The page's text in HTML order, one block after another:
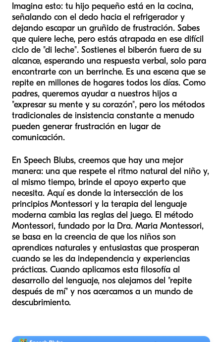
Imagina esto: tu hijo pequeño está en la cocina,
señalando con el dedo hacia el refrigerador y
dejando escapar un gruñido de frustración. Sabes
que quiere leche, pero estás atrapada en ese difícil
ciclo de "di leche". Sostienes el biberón fuera de su
alcance, esperando una respuesta verbal, solo para
encontrarte con un berrinche. Es una escena que se
repite en millones de hogares todos los días. Como
padres, queremos ayudar a nuestros hijos a
"expresar su mente y su corazón", pero los métodos
tradicionales de insistencia constante a menudo
pueden generar frustración en lugar de
comunicación.
En Speech Blubs, creemos que hay una mejor
manera: una que respete el ritmo natural del niño y,
al mismo tiempo, brinde el apoyo experto que
necesita. Aquí es donde la intersección de los
principios Montessori y la terapia del lenguaje
moderna cambia las reglas del juego. El método
Montessori, fundado por la Dra. Maria Montessori,
se basa en la creencia de que los niños son
aprendices naturales y entusiastas que prosperan
cuando se les da independencia y experiencias
prácticas. Cuando aplicamos esta filosofía al
desarrollo del lenguaje, nos alejamos del "repite
después de mí" y nos acercamos a un mundo de
descubrimiento.